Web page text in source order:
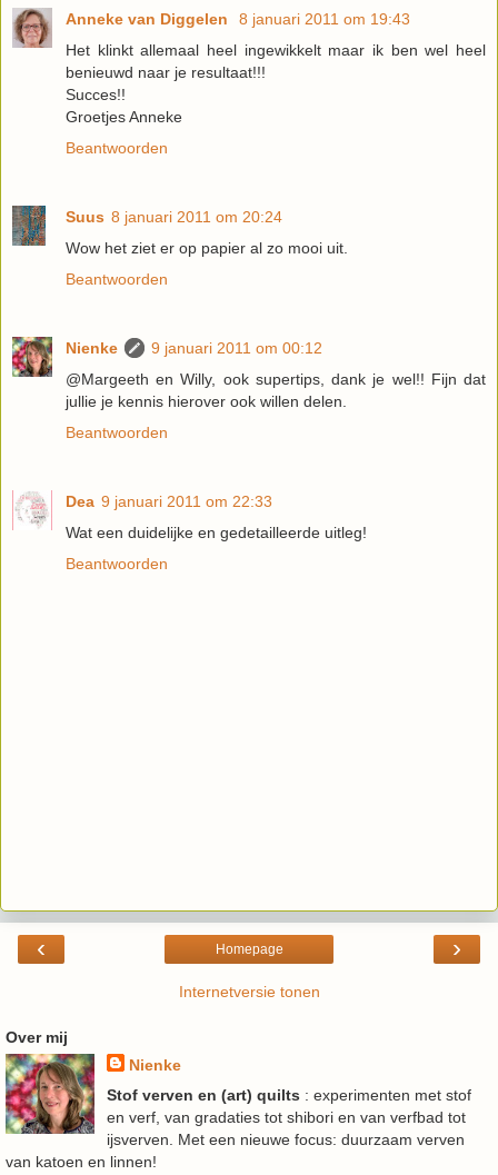
Anneke van Diggelen
8 januari 2011 om 19:43
Het klinkt allemaal heel ingewikkelt maar ik ben wel heel
benieuwd naar je resultaat!!!
Succes!!
Groetjes Anneke
Beantwoorden
Suus 8 januari 2011 om 20:24
Wow het ziet er op papier al zo mooi uit.
Beantwoorden
Nienke
9 januari 2011 om 00:12
@Margeeth en Willy, ook supertips, dank je wel!! Fijn dat
jullie je kennis hierover ook willen delen.
Beantwoorden
Dea 9 januari 2011 om 22:33
Wat een duidelijke en gedetailleerde uitleg!
Beantwoorden
‹ ›
Homepage
Internetversie tonen
Over mij
Nienke
Stof verven en (art) quilts : experimenten met stof
en verf, van gradaties tot shibori en van verfbad tot
ijsverven. Met een nieuwe focus: duurzaam verven
van katoen en linnen!